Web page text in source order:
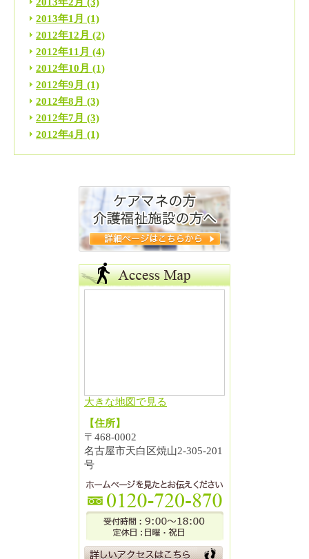
2013年1月 (1)
2012年12月 (2)
2012年11月 (4)
2012年10月 (1)
2012年9月 (1)
2012年8月 (3)
2012年7月 (3)
2012年4月 (1)
大きな地図で見る
【住所】
〒468-0002
名古屋市天白区焼山2-305-201
号